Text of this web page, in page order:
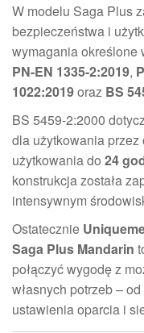
W modelu Saga Plus
bezpieczeństwa i
wymagania określone
PN-EN 1335-2:2019,
1022:2019oraz BS
BS 5459-2:2000
dla użytkowania
użytkowania do 24
konstrukcja została
intensywnym
Ostatecznie
Saga Plus Mandarin
połączyć wygodę z
własnych potrzeb –
ustawienia oparcia i